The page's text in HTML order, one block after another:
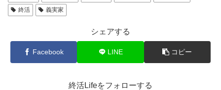
終活
義実家
シェアする
Facebook LINE コピー
終活Lifeをフォローする